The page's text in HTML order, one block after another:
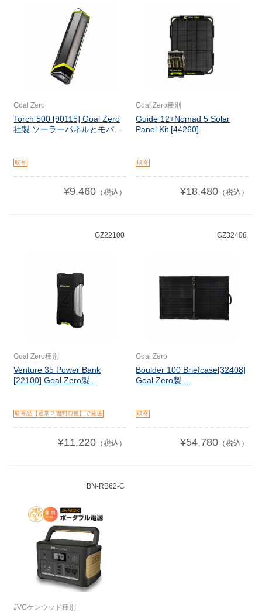
Goal Zero
Torch 500 [90115] Goal Zero
社製 ソーラーパネルとモバ...
取寄
¥9,460（税込）
Goal Zero種別
Guide 12+Nomad 5 Solar
Panel Kit [44260]...
取寄
¥18,480（税込）
GZ22100
Goal Zero種別
Venture 35 Power Bank
[22100] Goal Zero製...
取寄品【通常２週間前後】で発送
¥11,220（税込）
GZ32408
Goal Zero
Boulder 100 Briefcase[32408]
Goal Zero製 ...
取寄
¥54,780（税込）
BN-RB62-C
JVCケンウッド種別